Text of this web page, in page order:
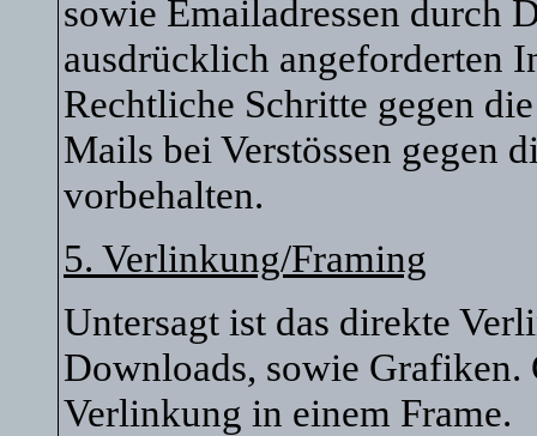
sowie Emailadressen durch
ausdrücklich angeforderten
Rechtliche Schritte gegen
Mails bei Verstössen gegen
vorbehalten.
5. Verlinkung/Framing
Untersagt ist das direkte
Downloads, sowie Grafiken.
Verlinkung in einem Frame.